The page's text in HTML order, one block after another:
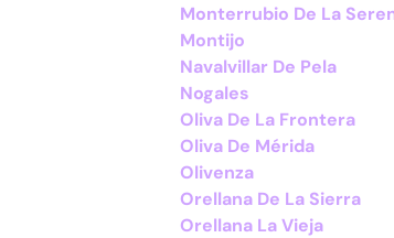
Monterrubio De La
Montijo
Navalvillar De Pela
Nogales
Oliva De La Frontera
Oliva De Mérida
Olivenza
Orellana De La Sierra
Orellana La Vieja